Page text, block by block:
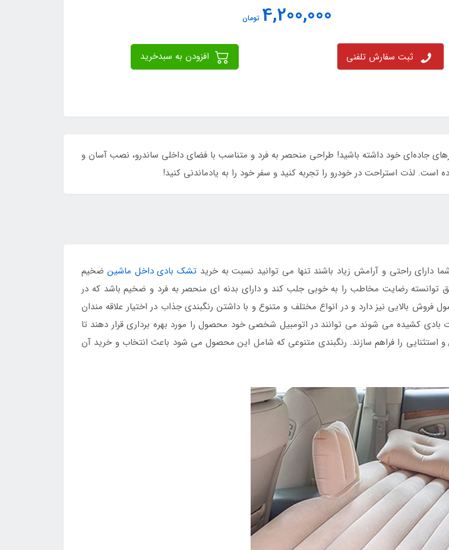
4,200,000 تومان
ثبت سفارش تلفنی
جاده‌ای خود داشته باشید! طراحی منحصر به فرد و متناسب با فضای داخلی ساندرو، نصب آسان و
است. لذت استراحت در خودرو را تجربه کنید و سفر خود را به یادماندنی کنید!
دارای راحتی و آرامش زیاد باشند تنها می توانید نسبت به خرید تشک بادی داخل ماشین ضخیم
توانسته رضایت مخاطب را به خوبی جلب کند و دارای بدنه ای منحصر به فرد و ضخیم باشد که در
فروش بالایی نیز دارد و در انواع مختلف و متنوع و با داشتن رنگبندی جذاب در اختیار علاقه مندان
کشیده می شوند می توانند در اتومبیل شخصی خود محصول را مورد بهره برداری قرار دهند تا
را فراهم سازند. رنگبندی متنوعی که شامل این محصول می شود باعث انتخاب و خرید آن